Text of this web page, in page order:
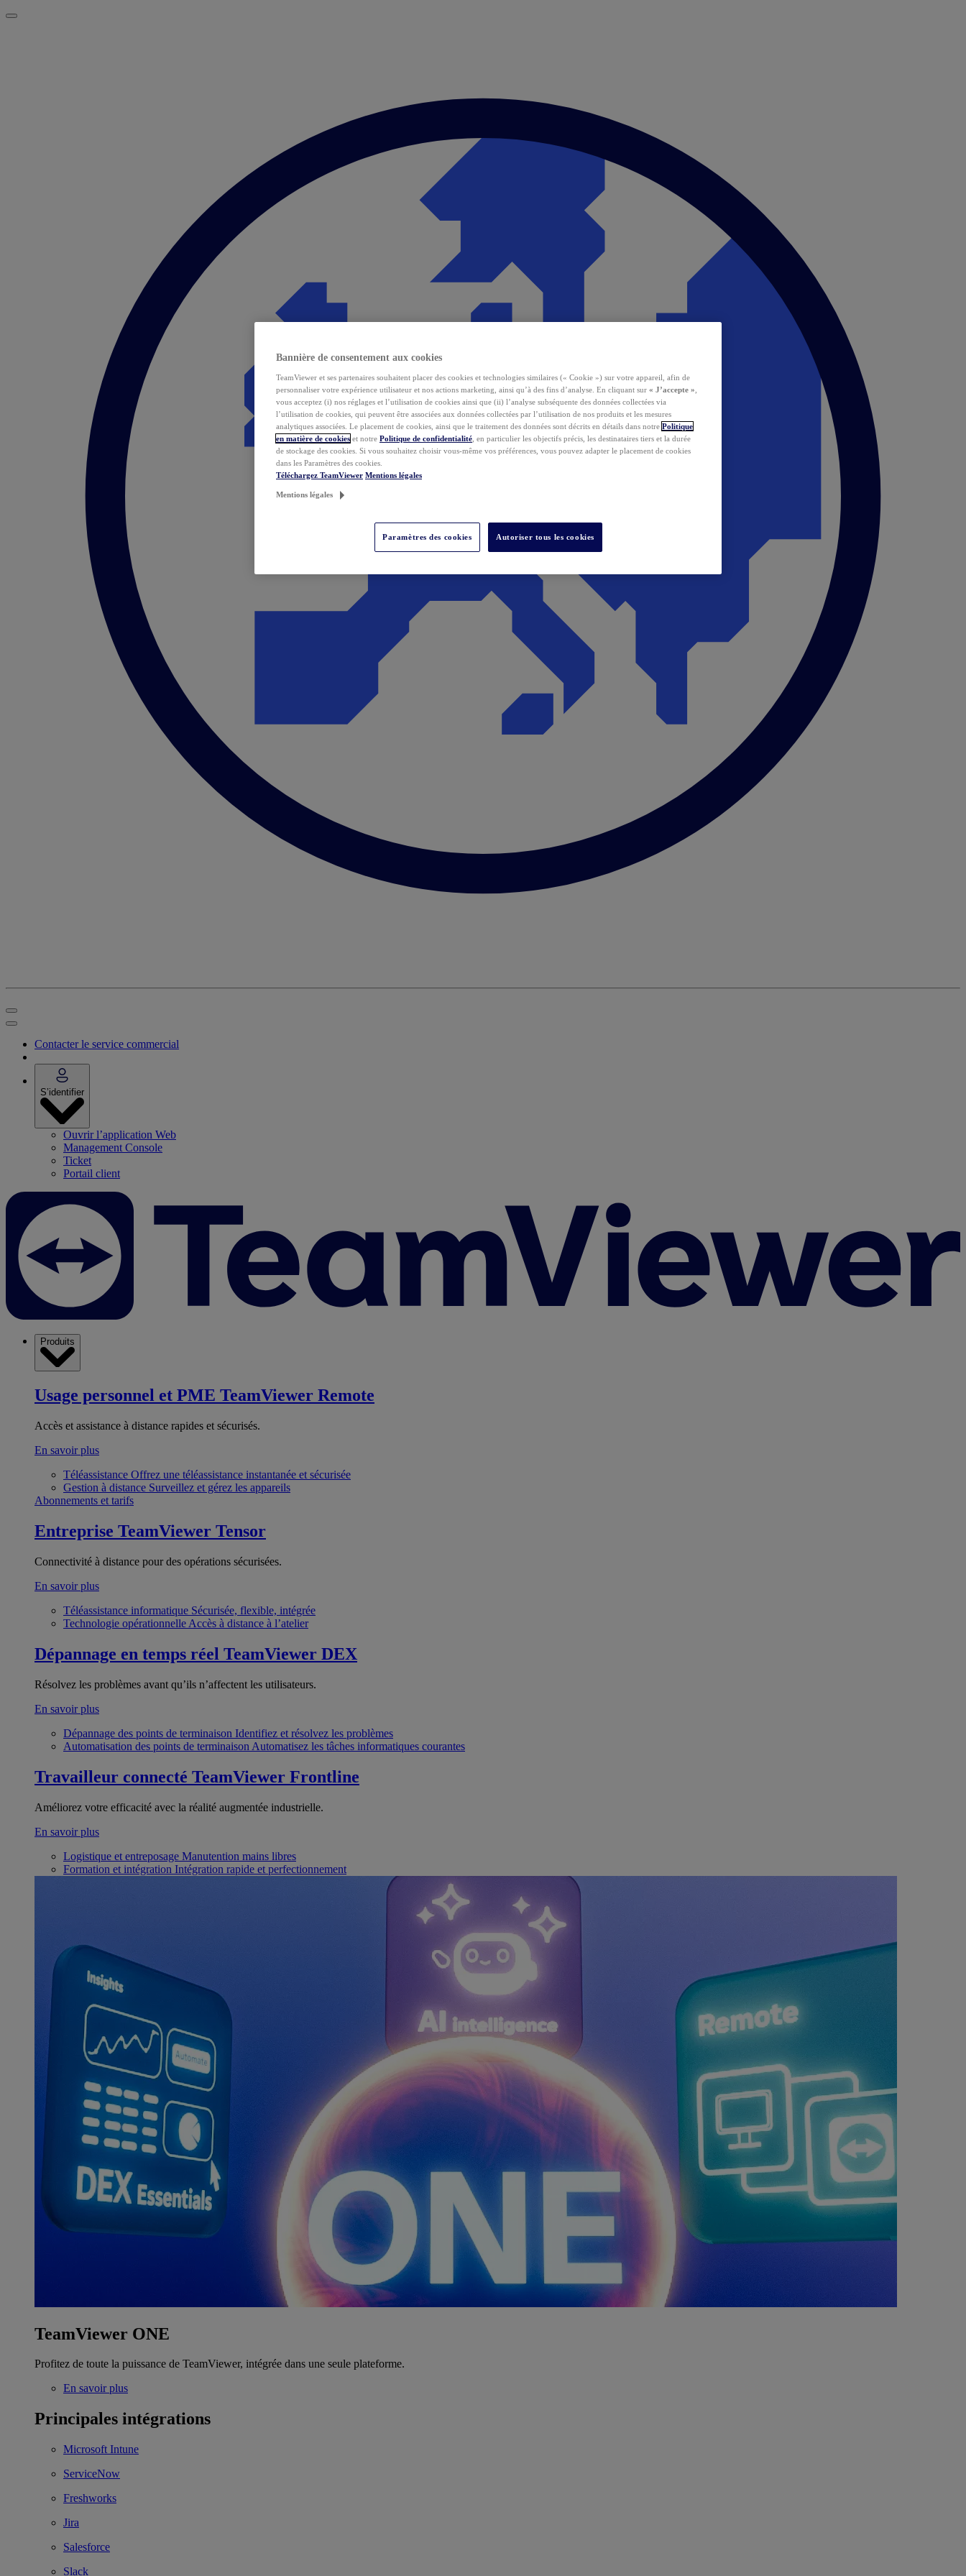
Contacter le service commercial
S’identifier
Ouvrir l’application Web
Management Console
Ticket
Portail client
Produits
Usage personnel et PME TeamViewer Remote
Accès et assistance à distance rapides et sécurisés.
En savoir plus
Téléassistance Offrez une téléassistance instantanée et sécurisée
Gestion à distance Surveillez et gérez les appareils
Abonnements et tarifs
Entreprise TeamViewer Tensor
Connectivité à distance pour des opérations sécurisées.
En savoir plus
Téléassistance informatique Sécurisée, flexible, intégrée
Technologie opérationnelle Accès à distance à l’atelier
Dépannage en temps réel TeamViewer DEX
Résolvez les problèmes avant qu’ils n’affectent les utilisateurs.
En savoir plus
Dépannage des points de terminaison Identifiez et résolvez les problèmes
Automatisation des points de terminaison Automatisez les tâches informatiques courantes
Travailleur connecté TeamViewer Frontline
Améliorez votre efficacité avec la réalité augmentée industrielle.
En savoir plus
Logistique et entreposage Manutention mains libres
Formation et intégration Intégration rapide et perfectionnement
TeamViewer ONE
Profitez de toute la puissance de TeamViewer, intégrée dans une seule plateforme.
En savoir plus
Principales intégrations
Microsoft Intune
ServiceNow
Freshworks
Jira
Salesforce
Slack
Bannière de consentement aux cookies
TeamViewer et ses partenaires souhaitent placer des cookies et technologies similaires (« Cookie ») sur votre appareil, afin de
personnaliser votre expérience utilisateur et nos actions marketing, ainsi qu’à des fins d’analyse. En cliquant sur « J’accepte »
vous acceptez (i) nos réglages et l’utilisation de cookies ainsi que (ii) l’analyse subséquente des données collectées via
l’utilisation de cookies, qui peuvent être associées aux données collectées par l’utilisation de nos produits et les mesures
analytiques associées. Le placement de cookies, ainsi que le traitement des données sont décrits en détails dans notre Politique
en matière de cookies et notre Politique de confidentialité , en particulier les objectifs précis, les destinataires tiers et la durée
de stockage des cookies. Si vous souhaitez choisir vous-même vos préférences, vous pouvez adapter le placement de cookies
dans les Paramètres des cookies.
Téléchargez TeamViewer Mentions légales
Mentions légales
Paramètres des cookies Autoriser tous les cookies